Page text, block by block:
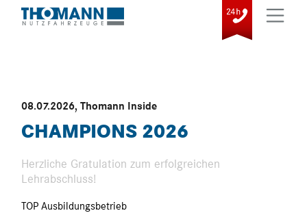
08.07.2026,Thomann Inside
CHAMPIONS 2026
Herzliche Gratulation zum erfolgreichen
Lehrabschluss!
TOP Ausbildungsbetrieb